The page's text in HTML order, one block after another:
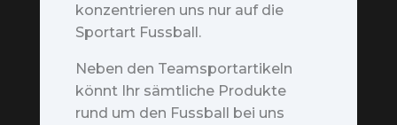
konzentrieren uns nur auf die
Sportart Fussball.
Neben den Teamsportartikeln
könnt Ihr sämtliche Produkte
rund um den Fussball bei uns